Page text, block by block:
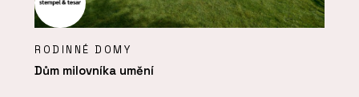
RODINNÉ DOMY
Dům milovníka umění